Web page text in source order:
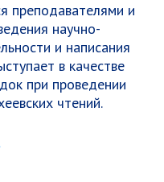
преподавателями и
научно-
и написания
в качестве
при проведении
чтений.